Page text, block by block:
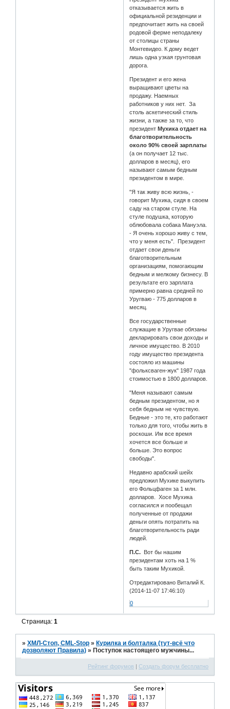
отказывается жить в
официальной резиденции и
предпочитает жить на своей
родовой ферме неподалеку
от столицы страны
Монтевидео. К дому ведет
лишь одна узкая грунтовая
дорога.
Президент и его жена
выращивают цветы на
продажу. Наемных
работников у них нет. За
столь аскетический стиль
жизни, а также за то, что
президентМухика отдает на
благотворительность
около 90% своей зарплаты
(а он получает 12 тыс.
долларов в месяц), его
называют самым бедным
президентом в мире.
"Я так живу всю жизнь, -
говорит Мухика, сидя в своем
саду на старом стуле. На
стуле подушка, которую
облюбовала собака Мануэла.
- Я очень хорошо живу с тем,
что у меня есть". Президент
отдает свои деньги
благотворительным
организациям, помогающим
бедным и мелкому бизнесу. В
результате его зарплата
примерно равна средней по
Уругваю - 775 долларов в
месяц.
Все государственные
служащие в Уругвае обязаны
декларировать свои доходы и
личное имущество. В 2010
году имущество президента
состояло из машины
"фольксваген-жук" 1987 года
стоимостью в 1800 долларов.
"Меня называют самым
бедным президентом, но я
себя бедным не чувствую.
Бедные - это те, кто работают
только для того, чтобы жить в
роскоши. Им все время
хочется все больше и
больше. Это вопрос
свободы".
Недавно арабский шейх
предложил Мухике выкупить
его Фольцфаген за 1 млн.
долларов. Хосе Мухика
согласился и пообещал
полученные от продажи
деньги опять потратить на
благотворительность ради
людей.
П.С. Вот бы нашим
президентам хоть на 1 %
быть таким Мухикой.
Отредактировано Виталий К.
(2014-11-07 17:46:10)
0
Страница:1
»ХМЛ-Стоп, CML-Stop »Курилка и болталка (тут-всё что
дозволяют Правила) »Поступок настоящего мужчины...
Рейтинг форумов | Создать форум бесплатно